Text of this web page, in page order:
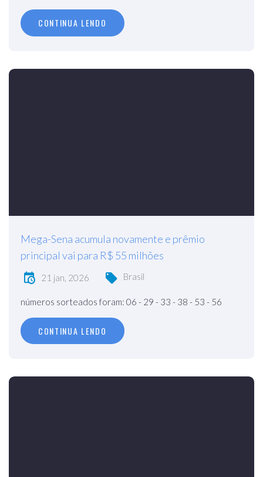
CONTINUA LENDO
Mega-Sena acumula novamente e prêmio
principal vai para R$ 55 milhões
21 jan, 2026 Brasil
números sorteados foram: 06 - 29 - 33 - 38 - 53 - 56
CONTINUA LENDO